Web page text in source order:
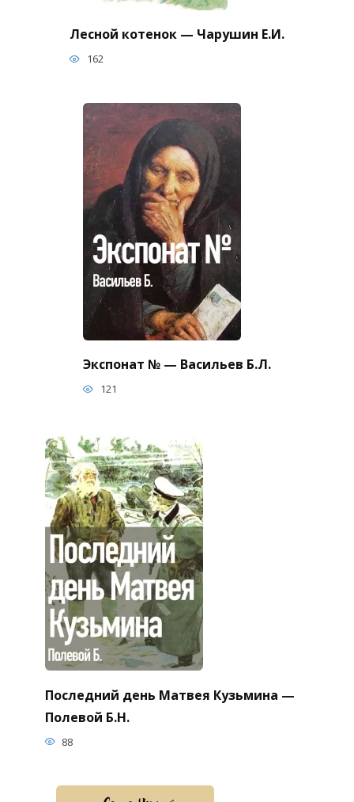
Лесной котенок — Чарушин Е.И.
162
Экспонат № — Васильев Б.Л.
121
Последний день Матвея Кузьмина —
Полевой Б.Н.
88